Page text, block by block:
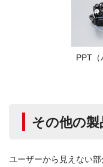
PPT（
その他の製
ユーザーから見えない